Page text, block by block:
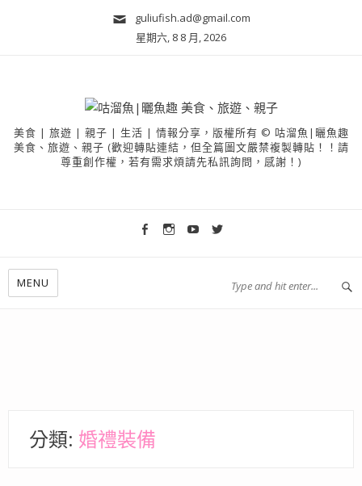
guliufish.ad@gmail.com
星期六, 8 8 月, 2026
美食 | 旅遊 | 親子 | 生活 | 情報分享，版權所有 © 咕溜魚|曬魚趣
美食、旅遊、親子 (歡迎轉貼連結，但全篇圖文嚴禁複製轉貼！！請
尊重創作權，若有需求煩請先私訊詢問，感謝！)
MENU
分類: 婚禮裝備